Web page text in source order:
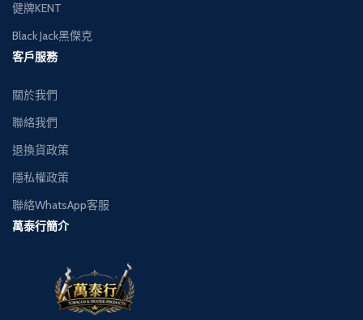
健牌KENT
Black Jack黑傑克
客戶服務
關於我們
聯絡我們
退換貨政策
隱私權政策
聯絡WhatsApp客服
萬泰行簡介